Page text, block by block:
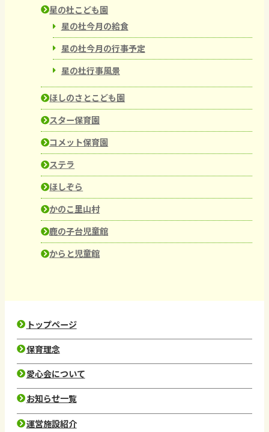
星の杜こども園
星の杜今月の給食
星の杜今月の行事予定
星の杜行事風景
ほしのさとこども園
スター保育園
コメット保育園
ステラ
ほしぞら
かのこ里山村
鹿の子台児童館
からと児童館
トップページ
保育理念
愛心会について
お知らせ一覧
運営施設紹介